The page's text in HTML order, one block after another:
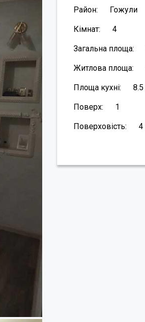
Район: Гожули
Кімнат: 4
Загальна площа:
Житлова площа:
Площа кухні: 8.5
Поверх: 1
Поверховість: 4